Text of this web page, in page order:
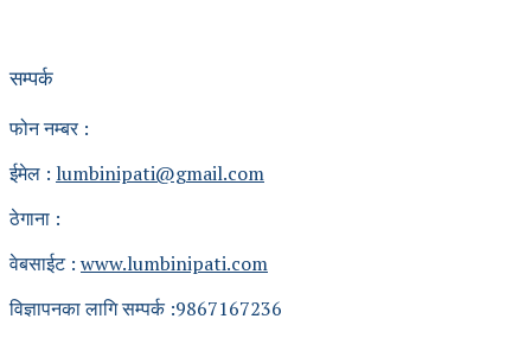
सम्पर्क
फोन नम्बर :
ईमेल : lumbinipati@gmail.com
ठेगाना :
वेबसाईट : www.lumbinipati.com
विज्ञापनका लागि सम्पर्क :9867167236